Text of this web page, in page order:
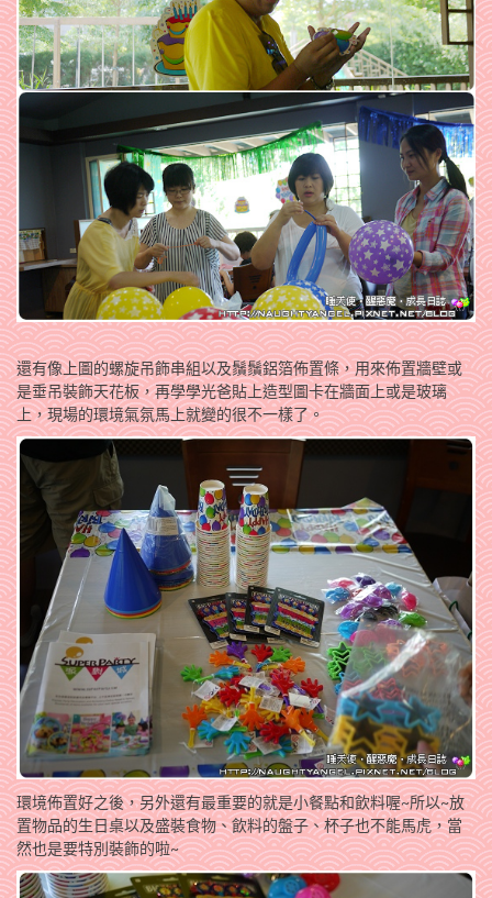
還有像上圖的螺旋吊飾串組以及鬚鬚鋁箔佈置條，用來佈置牆壁或
是垂吊裝飾天花板，再學學光爸貼上造型圖卡在牆面上或是玻璃
上，現場的環境氣氛馬上就變的很不一樣了。
環境佈置好之後，另外還有最重要的就是小餐點和飲料喔~所以~放
置物品的生日桌以及盛裝食物、飲料的盤子、杯子也不能馬虎，當
然也是要特別裝飾的啦~